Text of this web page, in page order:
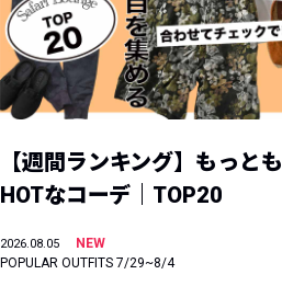
【週間ランキング】もっとも
HOTなコーデ｜TOP20
2026.08.05
NEW
POPULAR OUTFITS 7/29~8/4